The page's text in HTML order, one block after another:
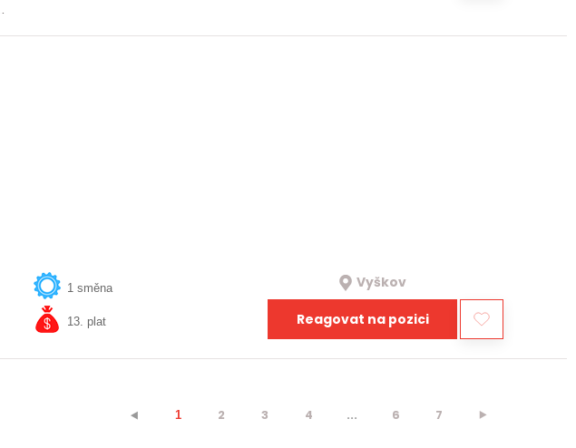
1 směna
13. plat
Vyškov
Reagovat na pozici
⯇ 1 2 3 4 ... 6 7 ⯈